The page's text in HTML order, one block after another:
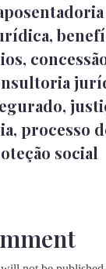
,
,
,
, processo
social